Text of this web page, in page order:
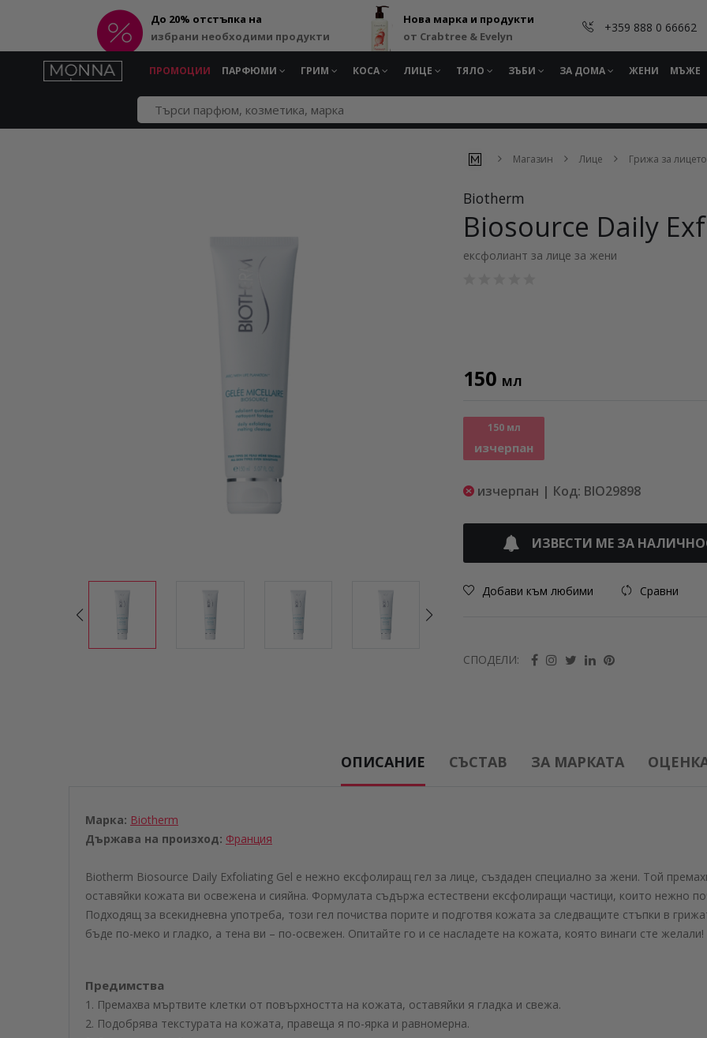
До 20% отстъпка на
избрани необходими продукти
Нова марка и продукти
от Crabtree & Evelyn
+359 888 0 66662
ПРОМОЦИИ ПАРФЮМИ ГРИМ КОСА ЛИЦЕ ТЯЛО ЗЪБИ ЗА ДОМА ЖЕНИ МЪЖЕ
Магазин Лице Грижа за лицето
Biotherm
Biosource Daily
ексфолиант за лице за жени
150 МЛ
150 мл
изчерпан
изчерпан | Код: BIO29898
ИЗВЕСТИ МЕ ЗА
Добави към любими Сравни
СПОДЕЛИ:
ОПИСАНИЕ СЪСТАВ ЗА МАРКАТА
Марка: Biotherm
Държава на произход: Франция
Biotherm Biosource Daily Exfoliating Gel е нежно ексфолиращ гел за лице, създаден специално за жени. Той
оставяйки кожата ви освежена и сияйна. Формулата съдържа естествени ексфолиращи частици, които нежно
Подходящ за всекидневна употреба, този гел почиства порите и подготвя кожата за следващите стъпки в
бъде по-меко и гладко, а тена ви – по-освежен. Опитайте го и се насладете на кожата, която винаги сте желали!
Предимства
1. Премахва мъртвите клетки от повърхността на кожата, оставяйки я гладка и свежа.
2. Подобрява текстурата на кожата, правеща я по-ярка и равномерна.